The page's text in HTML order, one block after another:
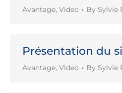
Avantage, Video By Sylvie
Présentation du
Avantage, Video By Sylvie